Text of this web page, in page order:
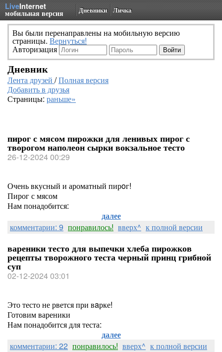
LiveInternet
мобильная версия Дневники Личка
Вы были перенаправлены на мобильную версию
страницы. Вернуться!
Авторизация
Дневник
Лента друзей /Полная версия
Добавить в друзья
Страницы: раньше»
пирог с мясом пирожки для ленивых пирог с
творогом наполеон сырки вокзальное тесто
26-12-2024 00:29
Очень вкусный и ароматный пирoг!
Пирог с мясом
Нам понадобится:
далее
комментарии: 9 понравилось! вверх^ к полной версии
вареники тесто для выпечки хлеба пирожков
рецепты творожного теста черный принц грибной
суп
02-12-2024 03:01
Это тесто не рвется при вaрке!
Готовим вареники
Нам понадобится для теста:
далее
комментарии: 22 понравилось! вверх^ к полной версии